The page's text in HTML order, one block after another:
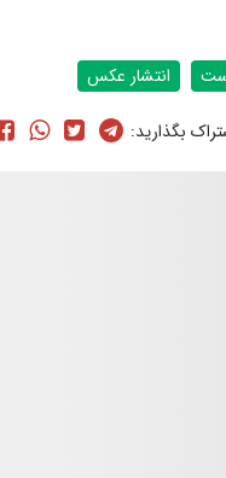
انتشار عکس
بگذارید: